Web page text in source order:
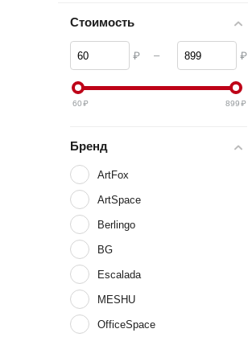
Стоимость
₽ – ₽
60₽ 899₽
Бренд
ArtFox
ArtSpace
Berlingo
BG
Escalada
MESHU
OfficeSpace